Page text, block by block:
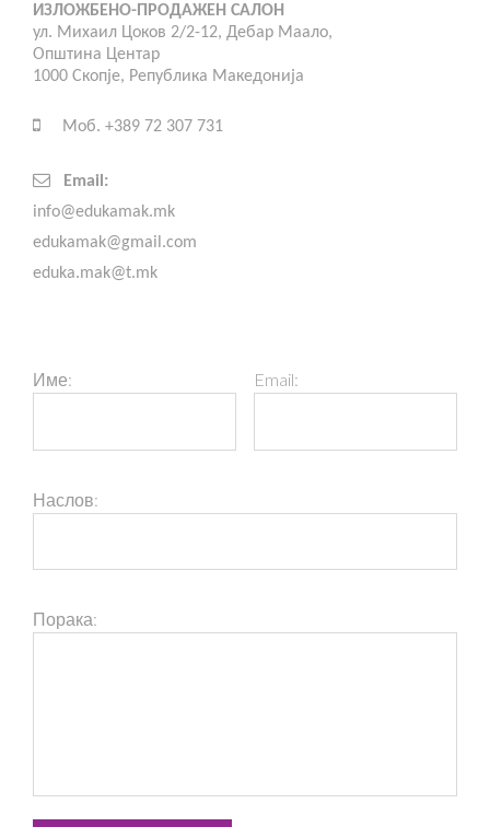
ИЗЛОЖБЕНО-ПРОДАЖЕН САЛОН
ул. Михаил Цоков 2/2-12, Дебар Маало,
Општина Центар
1000 Скопје, Република Македонија
Моб. +389 72 307 731
Email:
info@edukamak.mk
edukamak@gmail.com
eduka.mak@t.mk
Име: Email:
Наслов:
Порака: